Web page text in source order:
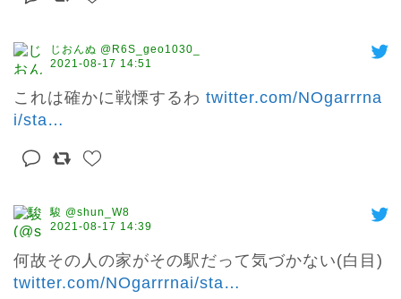
じおんぬ @R6S_geo1030_
2021-08-17 14:51
これは確かに戦慄するわ twitter.com/NOgarrrna
i/sta…
駿 @shun_W8
2021-08-17 14:39
twitter.com/NOgarrrnai/sta…